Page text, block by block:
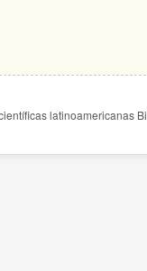
latinoamericanas